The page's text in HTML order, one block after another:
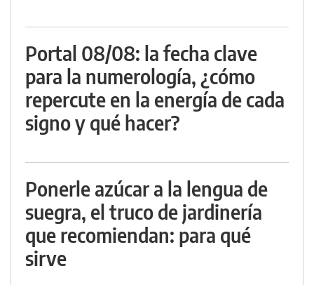
Portal 08/08: la fecha clave
para la numerología, ¿cómo
repercute en la energía de cada
signo y qué hacer?
Ponerle azúcar a la lengua de
suegra, el truco de jardinería
que recomiendan: para qué
sirve